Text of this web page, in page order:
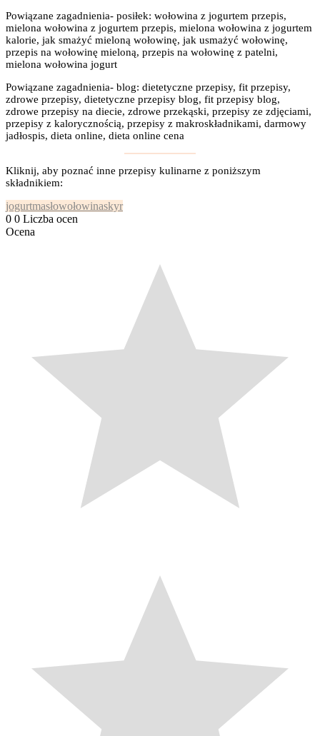
Powiązane zagadnienia- posiłek: wołowina z jogurtem przepis,
mielona wołowina z jogurtem przepis, mielona wołowina z jogurtem
kalorie, jak smażyć mieloną wołowinę, jak usmażyć wołowinę,
przepis na wołowinę mieloną, przepis na wołowinę z patelni,
mielona wołowina jogurt
Powiązane zagadnienia- blog: dietetyczne przepisy, fit przepisy,
zdrowe przepisy, dietetyczne przepisy blog, fit przepisy blog,
zdrowe przepisy na diecie, zdrowe przekąski, przepisy ze zdjęciami,
przepisy z kalorycznością, przepisy z makroskładnikami, darmowy
jadłospis, dieta online, dieta online cena
Kliknij, aby poznać inne przepisy kulinarne z poniższym
składnikiem:
jogurtmasłowołowinaskyr
0 0 Liczba ocen
Ocena